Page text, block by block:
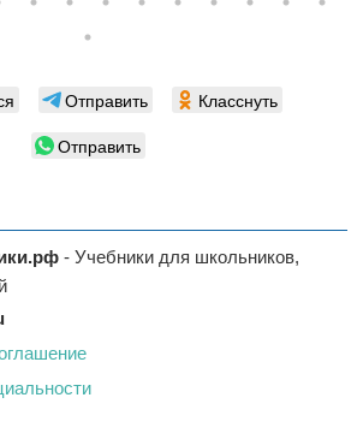
Отправить
Класснуть
Отправить
- Учебники для школьников,